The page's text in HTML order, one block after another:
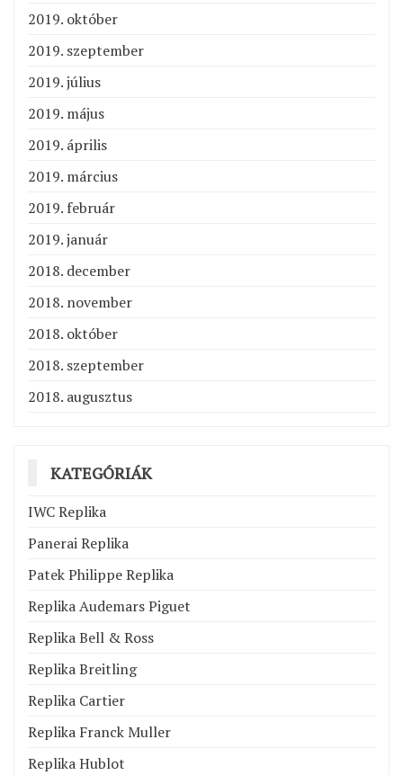
2019. október
2019. szeptember
2019. július
2019. május
2019. április
2019. március
2019. február
2019. január
2018. december
2018. november
2018. október
2018. szeptember
2018. augusztus
KATEGÓRIÁK
IWC Replika
Panerai Replika
Patek Philippe Replika
Replika Audemars Piguet
Replika Bell & Ross
Replika Breitling
Replika Cartier
Replika Franck Muller
Replika Hublot